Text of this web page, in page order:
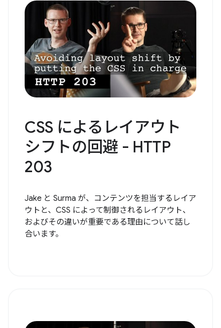
CSS によるレイアウト
シフトの回避 - HTTP
203
Jake と Surma が、コンテンツを担当するレイア
ウトと、CSS によって制御されるレイアウト、
およびその違いが重要である理由について話し
合います。